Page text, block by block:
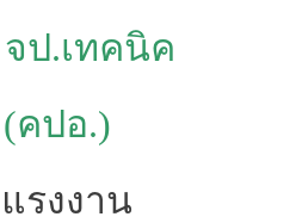
ป.เทคนิค
คปอ.)
รงงาน